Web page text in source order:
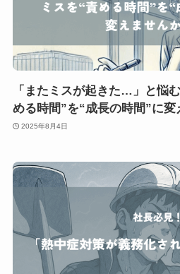
「またミスが起きた…」と悩
める時間”を“成長の時間”に変
2025年8月4日